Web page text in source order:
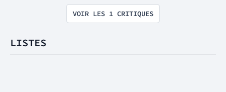
VOIR LES 1 CRITIQUES
LISTES